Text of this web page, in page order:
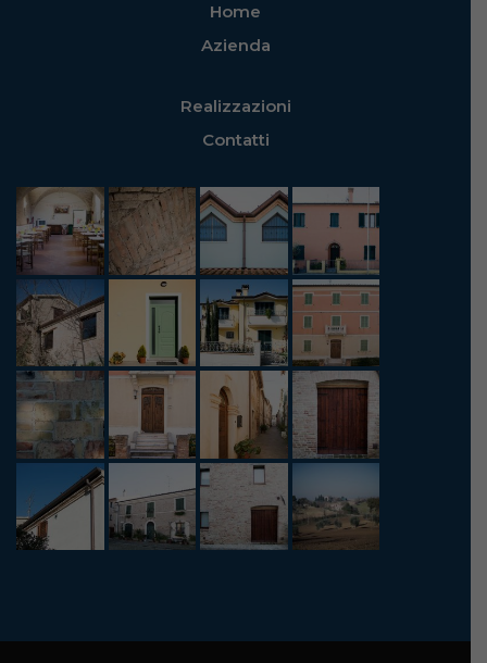
Home
Azienda
Realizzazioni
Contatti